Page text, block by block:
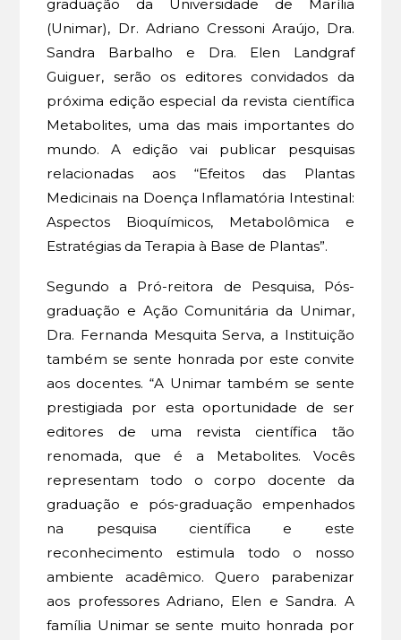
graduação da Universidade de Marília
(Unimar), Dr. Adriano Cressoni Araújo, Dra.
Sandra Barbalho e Dra. Elen Landgraf
Guiguer, serão os editores convidados da
próxima edição especial da revista científica
Metabolites, uma das mais importantes do
mundo. A edição vai publicar pesquisas
relacionadas aos “Efeitos das Plantas
Medicinais na Doença Inflamatória Intestinal:
Aspectos Bioquímicos, Metabolômica e
Estratégias da Terapia à Base de Plantas”.
Segundo a Pró-reitora de Pesquisa, Pós-
graduação e Ação Comunitária da Unimar,
Dra. Fernanda Mesquita Serva, a Instituição
também se sente honrada por este convite
aos docentes. “A Unimar também se sente
prestigiada por esta oportunidade de ser
editores de uma revista científica tão
renomada, que é a Metabolites. Vocês
representam todo o corpo docente da
graduação e pós-graduação empenhados
na pesquisa científica e este
reconhecimento estimula todo o nosso
ambiente acadêmico. Quero parabenizar
aos professores Adriano, Elen e Sandra. A
família Unimar se sente muito honrada por